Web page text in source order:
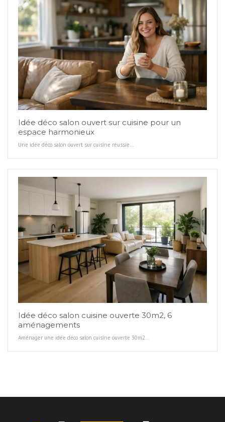
Idée déco salon ouvert sur cuisine pour un
espace harmonieux
Une idée déco salon ouvert sur cuisine réussie…
Idée déco salon cuisine ouverte 30m2, 6
aménagements
Aménager une idée déco salon cuisine ouverte 30m2…